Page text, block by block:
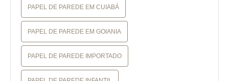
PAPEL DE PAREDE EM CUIABÁ
PAPEL DE PAREDE EM GOIANIA
PAPEL DE PAREDE IMPORTADO